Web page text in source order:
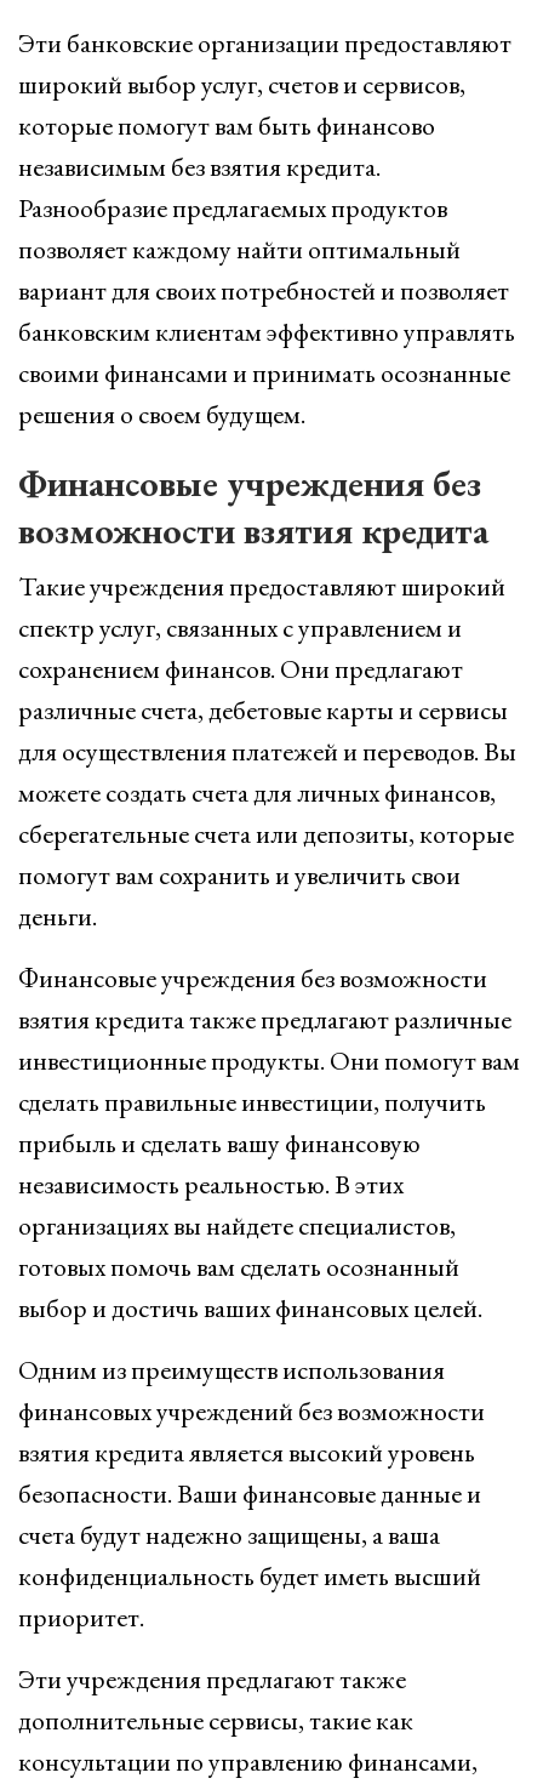
Эти банковские организации предоставляют
широкий выбор услуг, счетов и сервисов,
которые помогут вам быть финансово
независимым без взятия кредита.
Разнообразие предлагаемых продуктов
позволяет каждому найти оптимальный
вариант для своих потребностей и позволяет
банковским клиентам эффективно управлять
своими финансами и принимать осознанные
решения о своем будущем.
Финансовые учреждения без
возможности взятия кредита
Такие учреждения предоставляют широкий
спектр услуг, связанных с управлением и
сохранением финансов. Они предлагают
различные счета, дебетовые карты и сервисы
для осуществления платежей и переводов. Вы
можете создать счета для личных финансов,
сберегательные счета или депозиты, которые
помогут вам сохранить и увеличить свои
деньги.
Финансовые учреждения без возможности
взятия кредита также предлагают различные
инвестиционные продукты. Они помогут вам
сделать правильные инвестиции, получить
прибыль и сделать вашу финансовую
независимость реальностью. В этих
организациях вы найдете специалистов,
готовых помочь вам сделать осознанный
выбор и достичь ваших финансовых целей.
Одним из преимуществ использования
финансовых учреждений без возможности
взятия кредита является высокий уровень
безопасности. Ваши финансовые данные и
счета будут надежно защищены, а ваша
конфиденциальность будет иметь высший
приоритет.
Эти учреждения предлагают также
дополнительные сервисы, такие как
консультации по управлению финансами,